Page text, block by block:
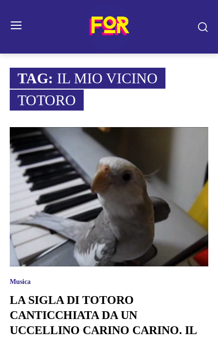
TAG: IL MIO VICINO
TOTORO
Musica
LA SIGLA DI TOTORO
CANTICCHIATA DA UN
UCCELLINO CARINO CARINO. IL